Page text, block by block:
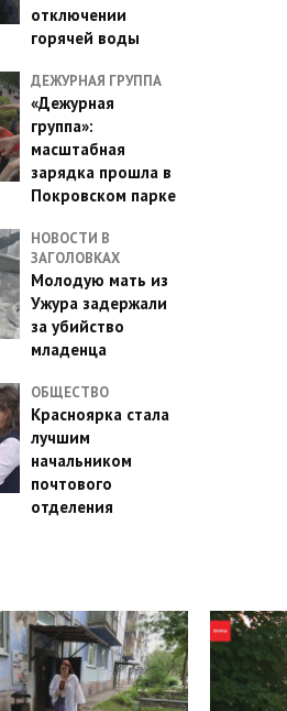
отключении
горячей воды
ДЕЖУРНАЯ ГРУППА
«Дежурная
группа»:
масштабная
зарядка прошла в
Покровском парке
НОВОСТИ В
ЗАГОЛОВКАХ
Молодую мать из
Ужура задержали
за убийство
младенца
ОБЩЕСТВО
Красноярка стала
лучшим
начальником
почтового
отделения